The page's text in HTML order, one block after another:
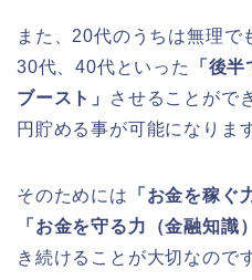
また、20代のうちは無理で
30代、40代といった
「後
ブースト」
させることがで
円貯める事が可能になりま
そのためには 「お金を稼ぐ
「お金を守る力（金融知識
き続けることが大切なので